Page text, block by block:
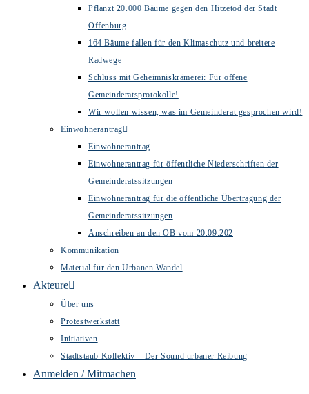
Pflanzt 20.000 Bäume gegen den Hitzetod der Stadt
Offenburg
164 Bäume fallen für den Klimaschutz und breitere
Radwege
Schluss mit Geheimniskrämerei: Für offene
Gemeinderatsprotokolle!
Wir wollen wissen, was im Gemeinderat gesprochen wird!
Einwohnerantrag
Einwohnerantrag
Einwohnerantrag für öffentliche Niederschriften der
Gemeinderatssitzungen
Einwohnerantrag für die öffentliche Übertragung der
Gemeinderatssitzungen
Anschreiben an den OB vom 20.09.202
Kommunikation
Material für den Urbanen Wandel
Akteure
Über uns
Protestwerkstatt
Initiativen
Stadtstaub Kollektiv – Der Sound urbaner Reibung
Anmelden / Mitmachen